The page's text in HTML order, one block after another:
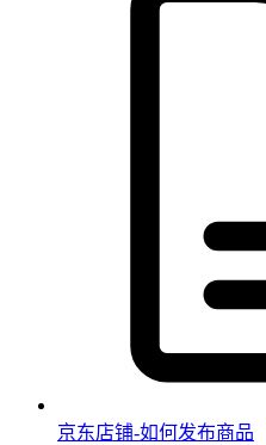
京东店铺-如何发布商品